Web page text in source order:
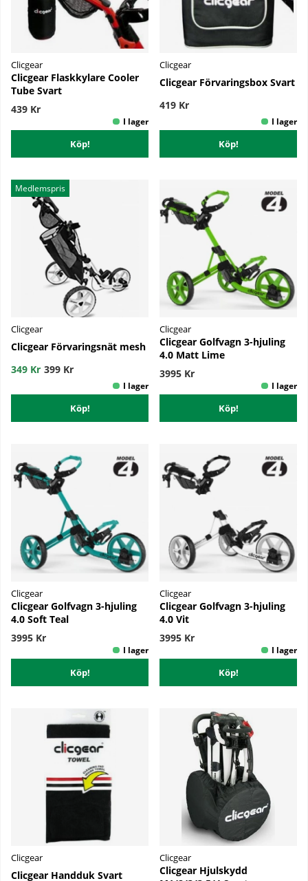
Clicgear
Clicgear Flaskkylare Cooler
Tube Svart
439 Kr
Köp!
Clicgear
Clicgear Förvaringsbox Svart
419 Kr
Köp!
Medlemspris
Clicgear
Clicgear Förvaringsnät mesh
349 Kr 399 Kr
Köp!
Clicgear
Clicgear Golfvagn 3-hjuling
4.0 Matt Lime
3995 Kr
Köp!
Clicgear
Clicgear Golfvagn 3-hjuling
4.0 Soft Teal
3995 Kr
Köp!
Clicgear
Clicgear Golfvagn 3-hjuling
4.0 Vit
3995 Kr
Köp!
Clicgear
Clicgear Handduk Svart
Clicgear
Clicgear Hjulskydd